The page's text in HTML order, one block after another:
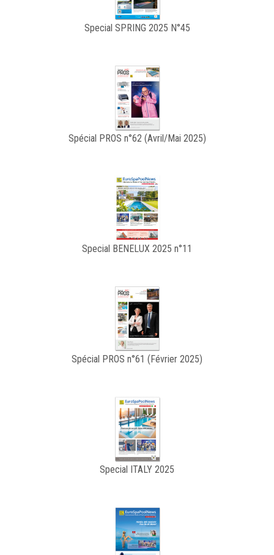
Special SPRING 2025 N°45
Spécial PROS n°62 (Avril/Mai 2025)
Special BENELUX 2025 n°11
Spécial PROS n°61 (Février 2025)
Special ITALY 2025